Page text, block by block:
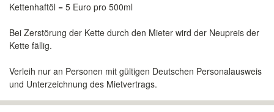
Kettenhaftöl = 5 Euro pro 500ml
Bei Zerstörung der Kette durch den Mieter wird der Neupreis der
Kette fällig.
Verleih nur an Personen mit gültigen Deutschen Personalausweis
und Unterzeichnung des Mietvertrags.